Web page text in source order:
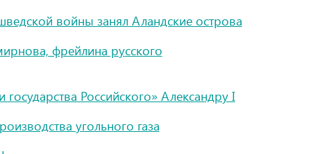
войны занял Аландские острова
фрейлина русского
Российского» Александру I
угольного газа